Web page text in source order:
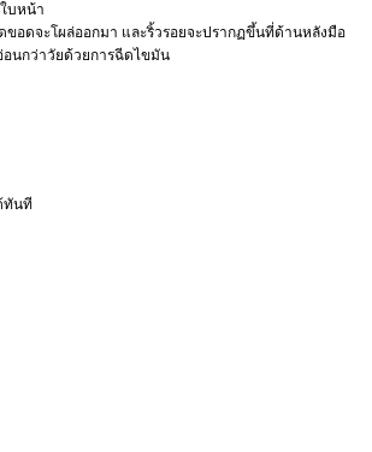
บหน้า
ขอดจะโผล่ออกมา และริ้วรอยจะปรากฏขึ้นที่ด้านหลังมือ
นกว่าวัยด้วยการฉีดไขมัน
ทันที